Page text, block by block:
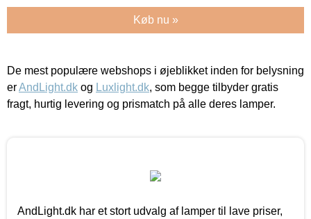
Køb nu »
De mest populære webshops i øjeblikket inden for belysning
erAndLight.dk og Luxlight.dk, som begge tilbyder gratis
fragt, hurtig levering og prismatch på alle deres lamper.
AndLight.dk har et stort udvalg af lamper til lave priser,